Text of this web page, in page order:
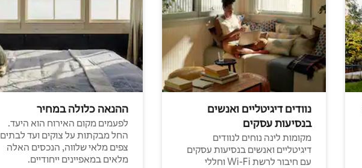
נוודים דיגיטליים ואנשים
בנסיעות עסקים
מקומות לינה נוחים לנוודים
דיגיטליים ואנשים בנסיעות עסקים
עם חיבור לרשת Wi-Fi וחללי
ההנאה כלולה במחיר
לפעמים מקום האירוח הוא היעד.
החל מבקתות על צוקים ועד לבתים
צפים מלאי שלווה, הנכסים האלה
מלאים במאפיינים ייחודיים.